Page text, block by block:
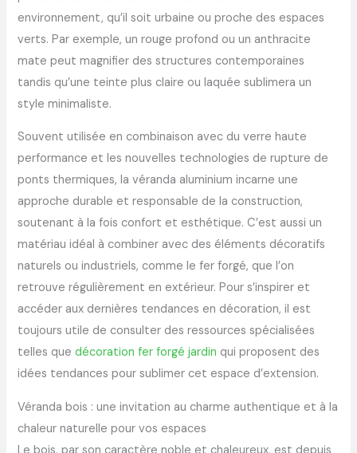
environnement, qu’il soit urbaine ou proche des espaces
verts. Par exemple, un rouge profond ou un anthracite
mate peut magnifier des structures contemporaines
tandis qu’une teinte plus claire ou laquée sublimera un
style minimaliste.
Souvent utilisée en combinaison avec du verre haute
performance et les nouvelles technologies de rupture de
ponts thermiques, la véranda aluminium incarne une
approche durable et responsable de la construction,
soutenant à la fois confort et esthétique. C’est aussi un
matériau idéal à combiner avec des éléments décoratifs
naturels ou industriels, comme le fer forgé, que l’on
retrouve régulièrement en extérieur. Pour s’inspirer et
accéder aux dernières tendances en décoration, il est
toujours utile de consulter des ressources spécialisées
telles quedécoration fer forgé jardin qui proposent des
idées tendances pour sublimer cet espace d’extension.
Véranda bois : une invitation au charme authentique et à la
chaleur naturelle pour vos espaces